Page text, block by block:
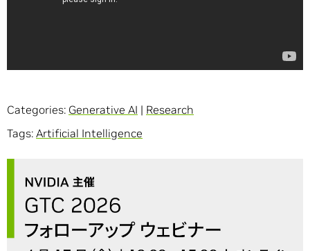
Categories: Generative AI | Research
Tags: Artificial Intelligence